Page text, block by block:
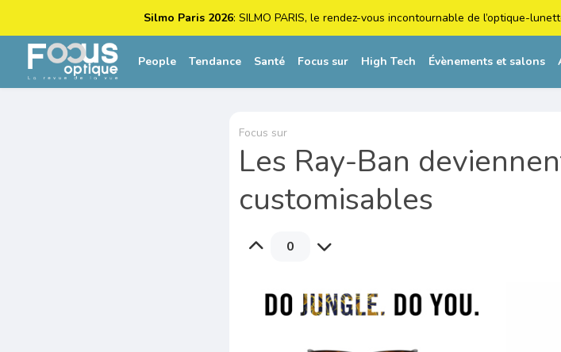
Silmo Paris 2026: SILMO PARIS, le rendez-vous incontournable de l’optique-
People Tendance Santé Focus sur High Tech Évènements et salons
Focus sur
Les Ray-Ban
customisables
0